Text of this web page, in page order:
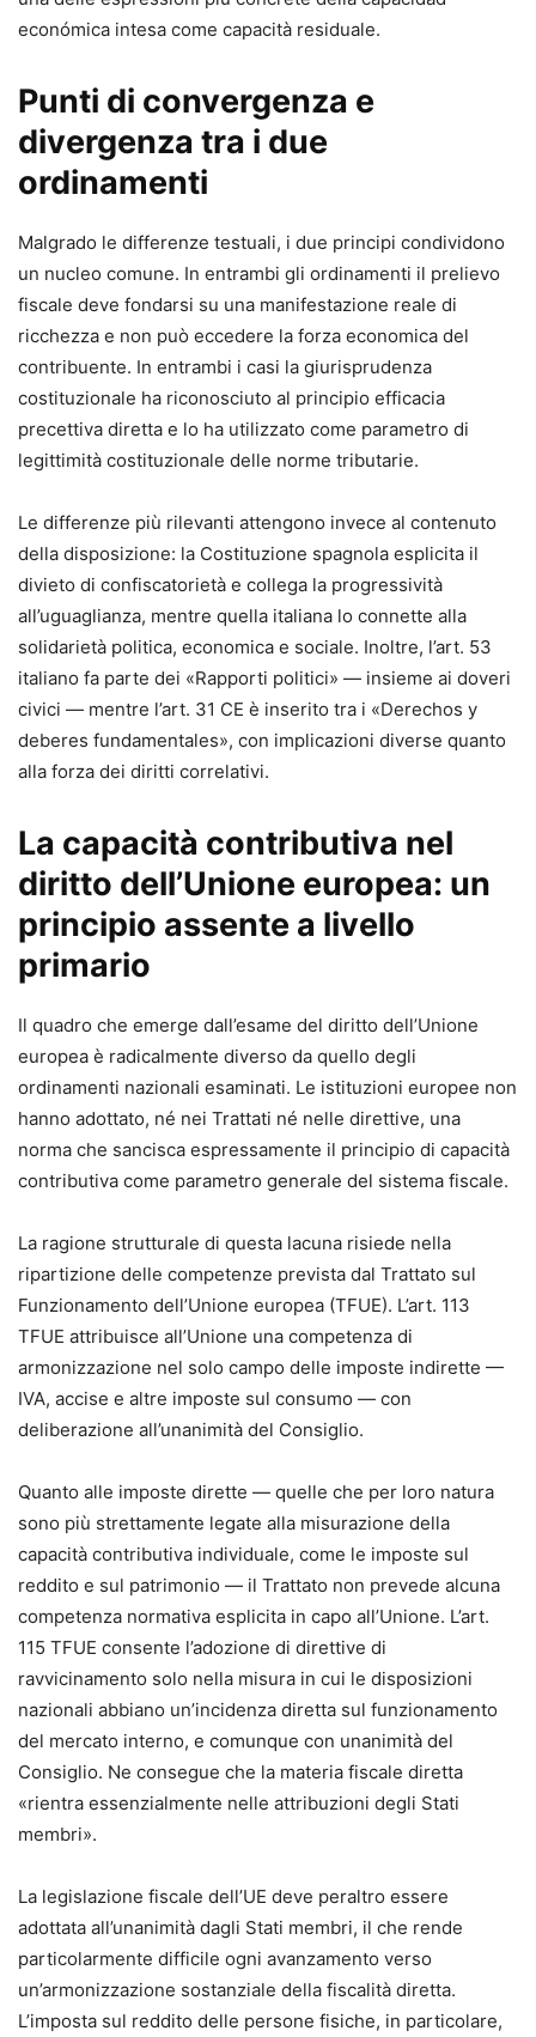
económica intesa come capacità residuale.
Punti di convergenza e
divergenza tra i due
ordinamenti
Malgrado le differenze testuali, i due principi condividono
un nucleo comune. In entrambi gli ordinamenti il prelievo
fiscale deve fondarsi su una manifestazione reale di
ricchezza e non può eccedere la forza economica del
contribuente. In entrambi i casi la giurisprudenza
costituzionale ha riconosciuto al principio efficacia
precettiva diretta e lo ha utilizzato come parametro di
legittimità costituzionale delle norme tributarie.
Le differenze più rilevanti attengono invece al contenuto
della disposizione: la Costituzione spagnola esplicita il
divieto di confiscatorietà e collega la progressività
all’uguaglianza, mentre quella italiana lo connette alla
solidarietà politica, economica e sociale. Inoltre, l’art. 53
italiano fa parte dei «Rapporti politici» — insieme ai doveri
civici — mentre l’art. 31 CE è inserito tra i «Derechos y
deberes fundamentales», con implicazioni diverse quanto
alla forza dei diritti correlativi.
La capacità contributiva nel
diritto dell’Unione europea: un
principio assente a livello
primario
Il quadro che emerge dall’esame del diritto dell’Unione
europea è radicalmente diverso da quello degli
ordinamenti nazionali esaminati. Le istituzioni europee non
hanno adottato, né nei Trattati né nelle direttive, una
norma che sancisca espressamente il principio di capacità
contributiva come parametro generale del sistema fiscale.
La ragione strutturale di questa lacuna risiede nella
ripartizione delle competenze prevista dal Trattato sul
Funzionamento dell’Unione europea (TFUE). L’art. 113
TFUE attribuisce all’Unione una competenza di
armonizzazione nel solo campo delle imposte indirette —
IVA, accise e altre imposte sul consumo — con
deliberazione all’unanimità del Consiglio.
Quanto alle imposte dirette — quelle che per loro natura
sono più strettamente legate alla misurazione della
capacità contributiva individuale, come le imposte sul
reddito e sul patrimonio — il Trattato non prevede alcuna
competenza normativa esplicita in capo all’Unione. L’art.
115 TFUE consente l’adozione di direttive di
ravvicinamento solo nella misura in cui le disposizioni
nazionali abbiano un’incidenza diretta sul funzionamento
del mercato interno, e comunque con unanimità del
Consiglio. Ne consegue che la materia fiscale diretta
«rientra essenzialmente nelle attribuzioni degli Stati
membri».
La legislazione fiscale dell’UE deve peraltro essere
adottata all’unanimità dagli Stati membri, il che rende
particolarmente difficile ogni avanzamento verso
un’armonizzazione sostanziale della fiscalità diretta.
L’imposta sul reddito delle persone fisiche, in particolare,